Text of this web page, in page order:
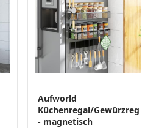
Aufworld
Küchenregal/Gewürzregal
- magnetisch